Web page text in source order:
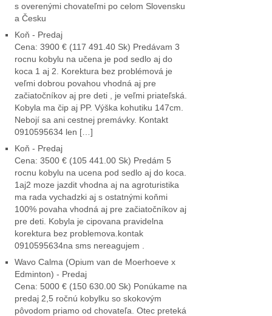
s overenými chovateľmi po celom Slovensku
a Česku
Koň - Predaj
Cena: 3900 € (117 491.40 Sk) Predávam 3
rocnu kobylu na učena je pod sedlo aj do
koca 1 aj 2. Korektura bez problémová je
veľmi dobrou povahou vhodná aj pre
začiatočníkov aj pre deti , je veľmi priateľská.
Kobyla ma čip aj PP. Výška kohutiku 147cm.
Nebojí sa ani cestnej premávky. Kontakt
0910595634 len […]
Koň - Predaj
Cena: 3500 € (105 441.00 Sk) Predám 5
rocnu kobylu na ucena pod sedlo aj do koca.
1aj2 moze jazdit vhodna aj na agroturistika
ma rada vychadzki aj s ostatnými koňmi
100% povaha vhodná aj pre začiatočníkov aj
pre deti. Kobyla je cipovana pravidelna
korektura bez problemova.kontak
0910595634na sms nereagujem .
Wavo Calma (Opium van de Moerhoeve x
Edminton) - Predaj
Cena: 5000 € (150 630.00 Sk) Ponúkame na
predaj 2,5 ročnú kobylku so skokovým
pôvodom priamo od chovateľa. Otec preteká